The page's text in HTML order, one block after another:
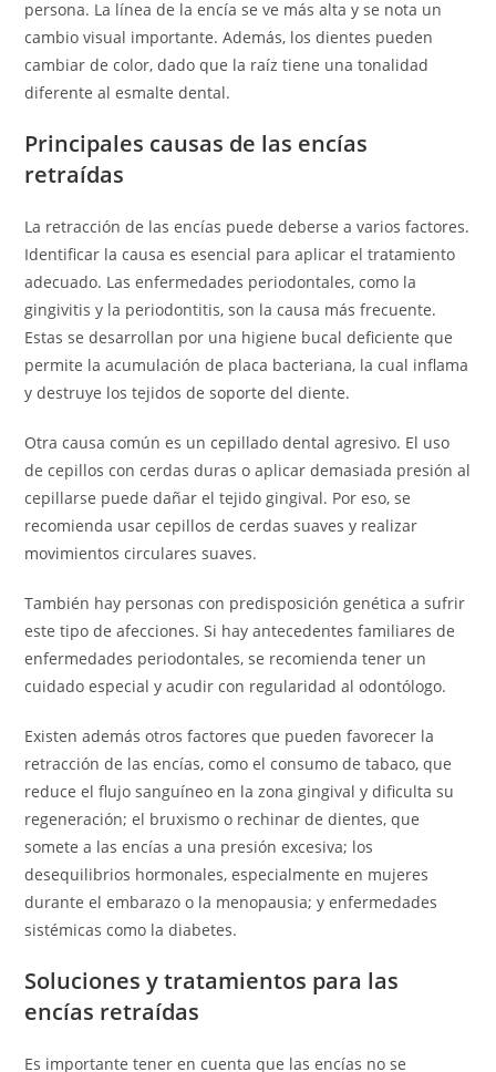
persona. La línea de la encía se ve más alta y se nota un
cambio visual importante. Además, los dientes pueden
cambiar de color, dado que la raíz tiene una tonalidad
diferente al esmalte dental.
Principales causas de las encías
retraídas
La retracción de las encías puede deberse a varios factores.
Identificar la causa es esencial para aplicar el tratamiento
adecuado. Las enfermedades periodontales, como la
gingivitis y la periodontitis, son la causa más frecuente.
Estas se desarrollan por una higiene bucal deficiente que
permite la acumulación de placa bacteriana, la cual inflama
y destruye los tejidos de soporte del diente.
Otra causa común es un cepillado dental agresivo. El uso
de cepillos con cerdas duras o aplicar demasiada presión al
cepillarse puede dañar el tejido gingival. Por eso, se
recomienda usar cepillos de cerdas suaves y realizar
movimientos circulares suaves.
También hay personas con predisposición genética a sufrir
este tipo de afecciones. Si hay antecedentes familiares de
enfermedades periodontales, se recomienda tener un
cuidado especial y acudir con regularidad al odontólogo.
Existen además otros factores que pueden favorecer la
retracción de las encías, como el consumo de tabaco, que
reduce el flujo sanguíneo en la zona gingival y dificulta su
regeneración; el bruxismo o rechinar de dientes, que
somete a las encías a una presión excesiva; los
desequilibrios hormonales, especialmente en mujeres
durante el embarazo o la menopausia; y enfermedades
sistémicas como la diabetes.
Soluciones y tratamientos para las
encías retraídas
Es importante tener en cuenta que las encías no se